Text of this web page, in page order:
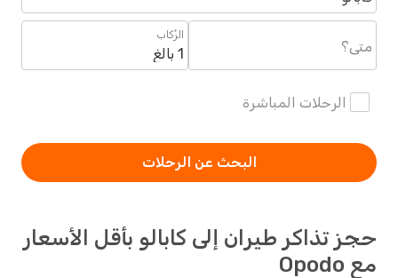
متى؟
الرُكاب
1 بالغ
الرحلات المباشرة
البحث عن الرحلات
حجز تذاكر طيران إلى كابالو بأقل الأسعار
مع Opodo